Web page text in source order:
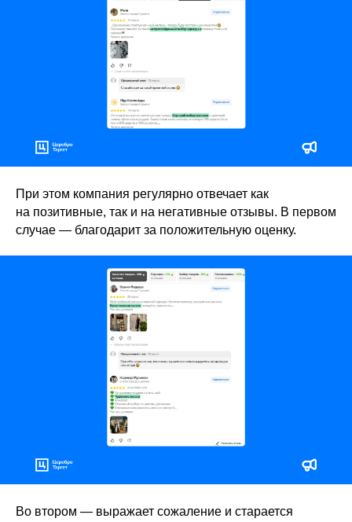
При этом компания регулярно отвечает как
на позитивные, так и на негативные отзывы. В первом
случае — благодарит за положительную оценку.
Во втором — выражает сожаление и старается